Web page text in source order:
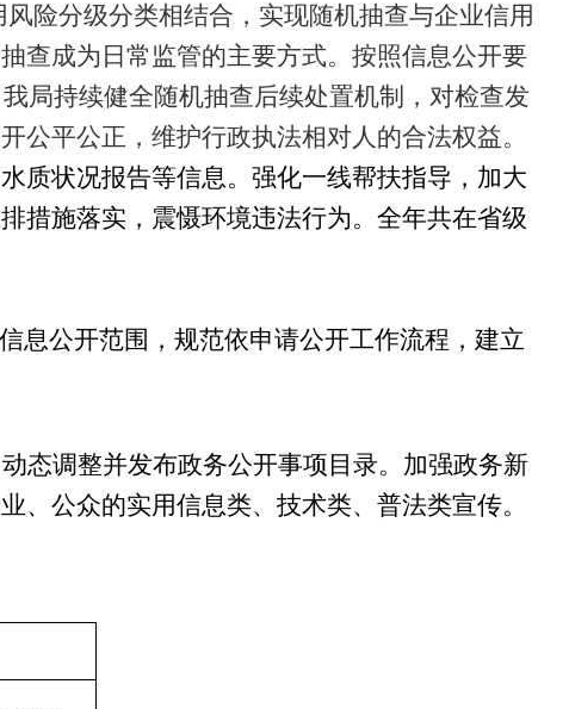
险分级分类相结合，实现随机抽查与企业信用
查成为日常监管的主要方式。按照信息公开要
我局持续健全随机抽查后续处置机制，对检查发
公平公正，维护行政执法相对人的合法权益。
质状况报告等信息。强化一线帮扶指导，加大
措施落实，震慑环境违法行为。全年共在省级
息公开范围，规范依申请公开工作流程，建立
态调整并发布政务公开事项目录。加强政务新
公众的实用信息类、技术类、普法类宣传。